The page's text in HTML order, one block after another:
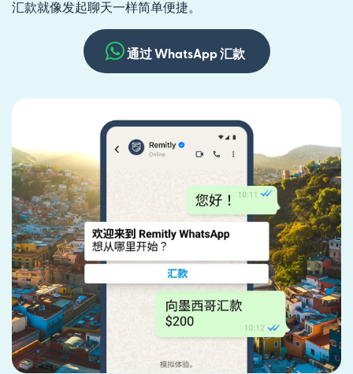
汇款就像发起聊天一样简单便捷。
通过 WhatsApp 汇款